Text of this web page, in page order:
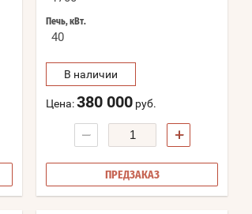
Печь, кВт.
40
В наличии
Цена:380 000 руб.
− +
ПРЕДЗАКАЗ